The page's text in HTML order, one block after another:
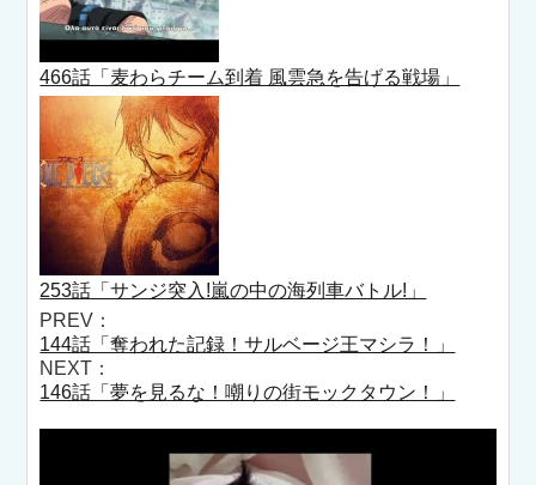
466話「麦わらチーム到着 風雲急を告げる戦場」
253話「サンジ突入!嵐の中の海列車バトル!」
PREV：
144話「奪われた記録！サルベージ王マシラ！」
NEXT：
146話「夢を見るな！嘲りの街モックタウン！」